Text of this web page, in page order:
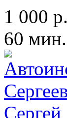
1 000 р.
60 мин.